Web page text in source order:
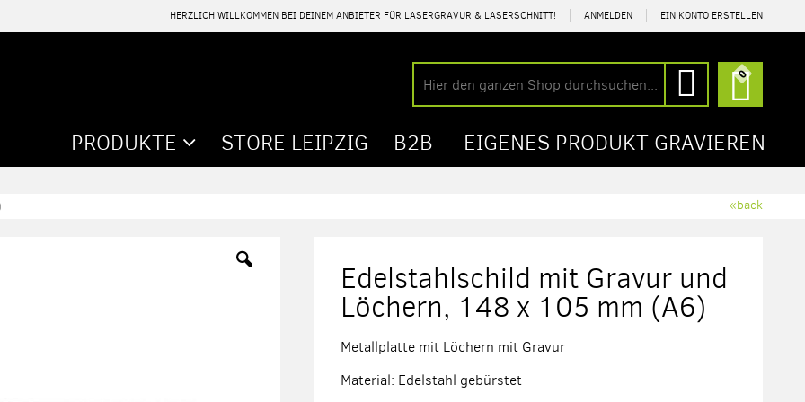
HERZLICH WILLKOMMEN BEI DEINEM ANBIETER FÜR LASERGRAVUR & LASERSCHNITT! ANMELDEN EIN KONTO ERSTELLEN
0
Suche
PRODUKTE STORE LEIPZIG B2B EIGENES PRODUKT GRAVIEREN
Edelstahlschild mit Gravur und
Löchern, 148 x 105 mm (A6)
Metallplatte mit Löchern mit Gravur
Material: Edelstahl gebürstet
«back